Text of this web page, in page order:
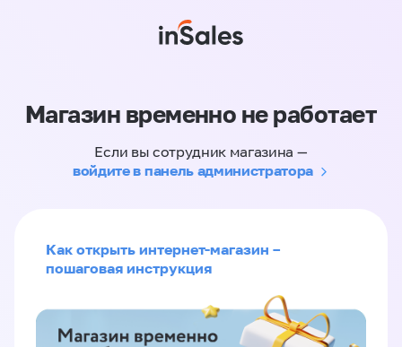
Магазин временно не работает
Если вы сотрудник магазина —
войдите в панель администратора
Как открыть интернет-магазин –
пошаговая инструкция